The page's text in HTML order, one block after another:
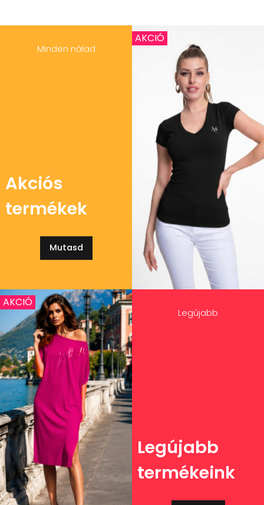
Minden nálad
Akciós
termékek
Mutasd
AKCIÓ
Legújabb
Legújabb
termékeink
AKCIÓ